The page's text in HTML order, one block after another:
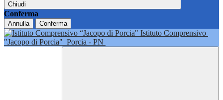
Chiudi
Conferma
Annulla Conferma
Istituto Comprensivo
"Jacopo di Porcia" Porcia - PN